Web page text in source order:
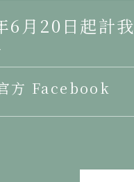
6月20日起計
方 Facebook